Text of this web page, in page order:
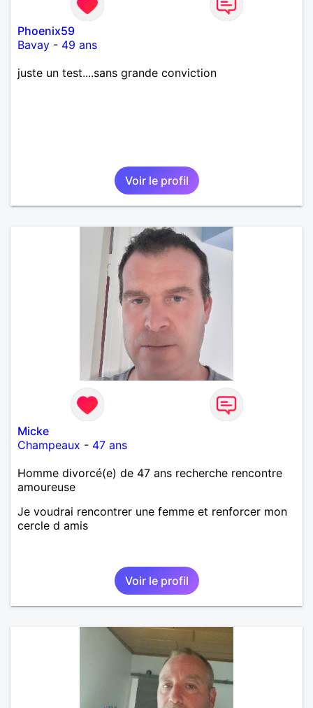
Phoenix59
Bavay - 49 ans
juste un test....sans grande conviction
Voir le profil
Micke
Champeaux - 47 ans
Homme divorcé(e) de 47 ans recherche rencontre
amoureuse
Je voudrai rencontrer une femme et renforcer mon
cercle d amis
Voir le profil